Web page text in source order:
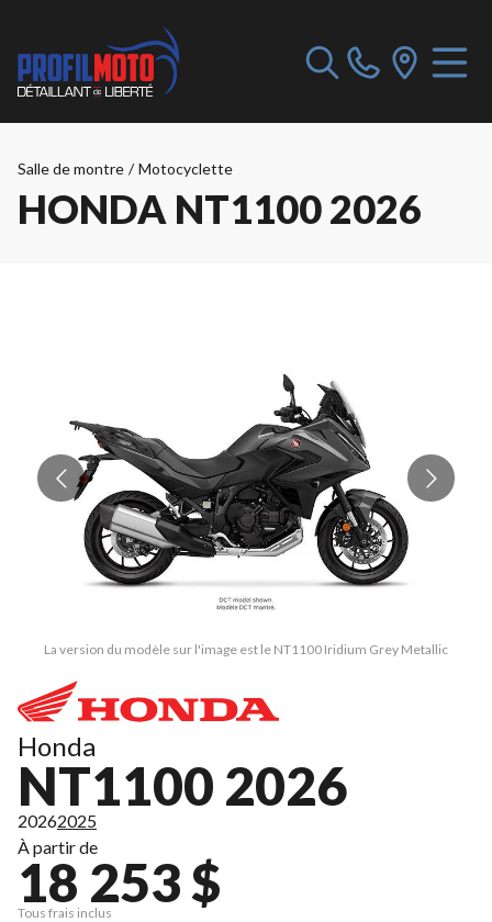
Salle de montre / Motocyclette
HONDA NT1100 2026
La version du modèle sur l'image est le NT1100 Iridium Grey Metallic
Honda
NT1100 2026
20262025
À partir de
18 253 $
Tous frais inclus